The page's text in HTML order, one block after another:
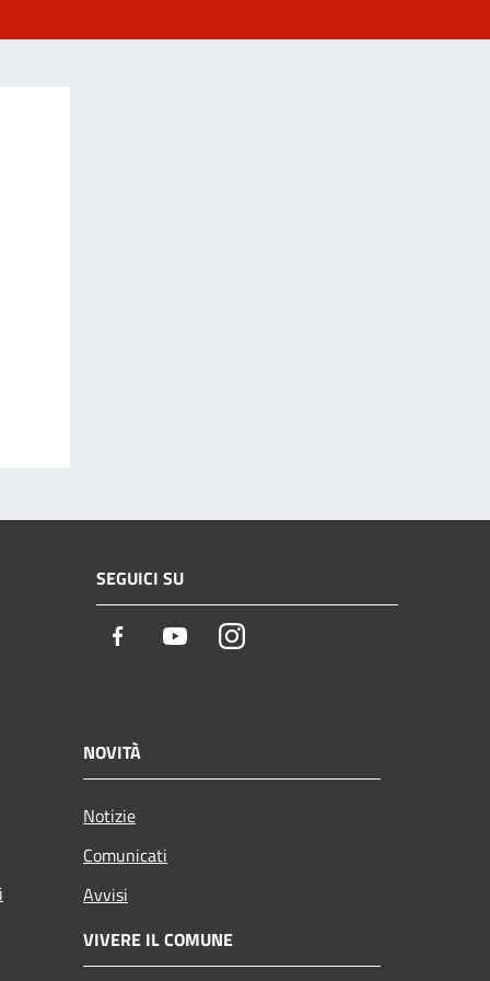
SEGUICI SU
Facebook YoutubeInstagram
NOVITÀ
Notizie
Comunicati
Avvisi
VIVERE IL COMUNE